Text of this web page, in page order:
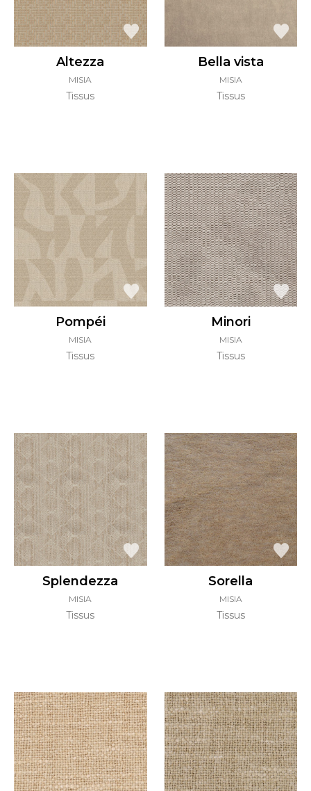
Altezza
MISIA
Tissus
Bella vista
MISIA
Tissus
Pompéi
MISIA
Tissus
Minori
MISIA
Tissus
Splendezza
MISIA
Tissus
Sorella
MISIA
Tissus